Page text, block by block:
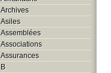
Archives
Asiles
Assemblées
Associations
Assurances
B